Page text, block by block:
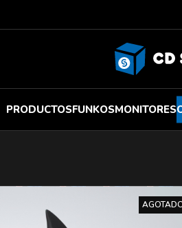
PRODUCTOSFUNKOSMONITORES